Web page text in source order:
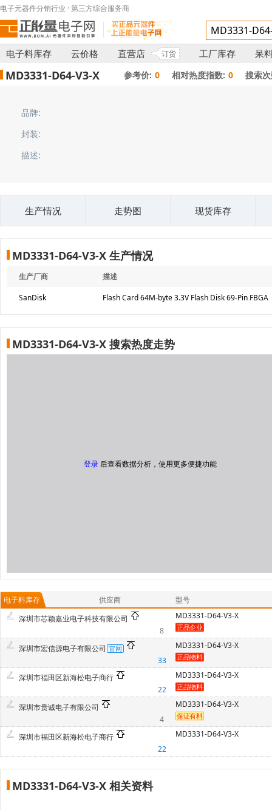
电子元器件分销行业 · 第三方综合服务商
电子料库存 云价格 直营店 订货 工厂库存 呆
MD3331-D64-V3-X 参考价: 0 相对热度指数: 0 搜索
品牌:
封装:
描述:
生产情况 走势图 现货库存
MD3331-D64-V3-X 生产情况
生产厂商 描述
SanDisk Flash Card 64M-byte 3.3V Flash Disk 69-Pin FBGA
MD3331-D64-V3-X 搜索热度走势
登录 后查看数据分析，使用更多便捷功能
电子料库存 供应商
型号
深圳市芯颖嘉业电子科技有限公司
8
MD3331-D64-V3-X
深圳市宏信源电子有限公司
33
MD3331-D64-V3-X
深圳市福田区新海松电子商行
22
MD3331-D64-V3-X
深圳市贵诚电子有限公司
4
MD3331-D64-V3-X
深圳市福田区新海松电子商行
22
MD3331-D64-V3-X
MD3331-D64-V3-X 相关资料